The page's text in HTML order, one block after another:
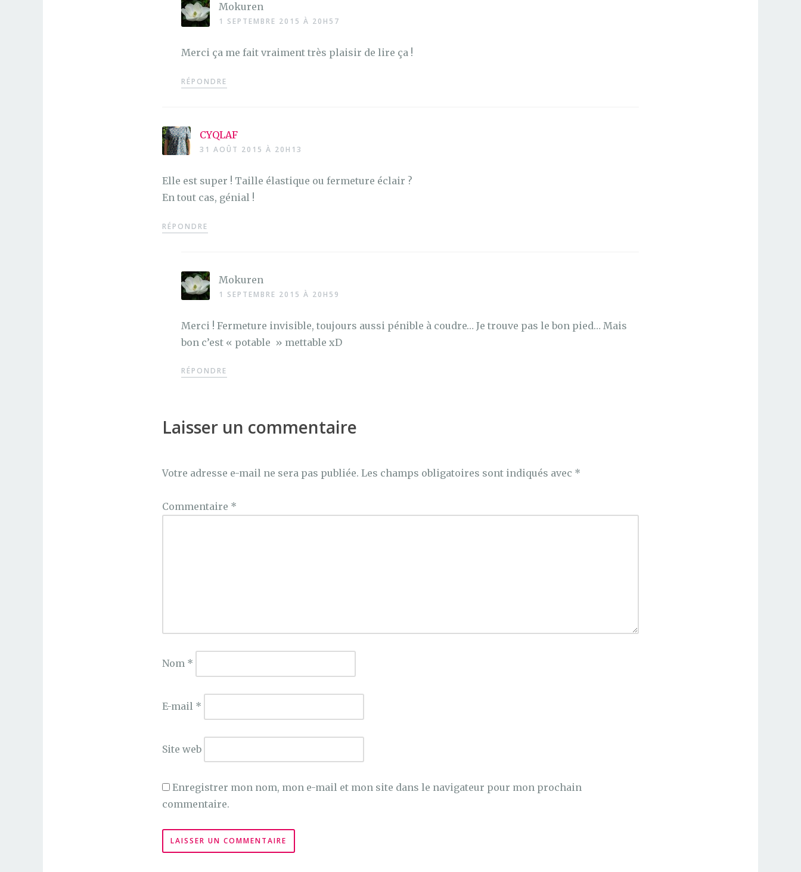
Mokuren
1 SEPTEMBRE 2015 À 20H57
Merci ça me fait vraiment très plaisir de lire ça !
RÉPONDRE
CYQLAF
31 AOÛT 2015 À 20H13
Elle est super ! Taille élastique ou fermeture éclair ?
En tout cas, génial !
RÉPONDRE
Mokuren
1 SEPTEMBRE 2015 À 20H59
Merci ! Fermeture invisible, toujours aussi pénible à coudre… Je trouve pas le bon pied… Mais
bon c’est « potable » mettable xD
RÉPONDRE
Laisser un commentaire
Votre adresse e-mail ne sera pas publiée. Les champs obligatoires sont indiqués avec *
Commentaire *
Nom *
E-mail *
Site web
Enregistrer mon nom, mon e-mail et mon site dans le navigateur pour mon prochain
commentaire.